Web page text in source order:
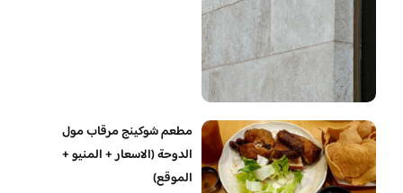
مطعم شوكينج مرقاب مول
الدوحة (الاسعار + المنيو +
الموقع)